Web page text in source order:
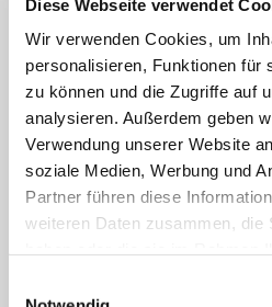
Diese Webseite verwendet
Wir verwenden Cookies, um
personalisieren, Funktionen für
zu können und die Zugriffe auf
analysieren. Außerdem geben
Verwendung unserer Website
soziale Medien, Werbung und
Partner führen diese
weiteren Daten zusammen, die
8.500 Menschen arbeiten für
anvertrauten Patient:innen,
Jugendlichen.
FACHBEREICHE
Klinik für Allgemein-,